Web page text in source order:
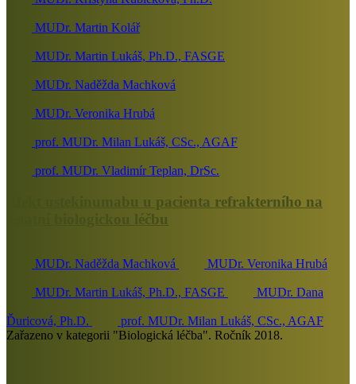
MUDr. Martin Kolář
MUDr. Martin Lukáš, Ph.D., FASGE
MUDr. Naděžda Machková
MUDr. Veronika Hrubá
prof. MUDr. Milan Lukáš, CSc., AGAF
prof. MUDr. Vladimír Teplan, DrSc.
Efekt ustekinumabu u pacienta refrakterního na
ostatní biologickou léčbu
MUDr. Naděžda Machková MUDr. Veronika Hrubá
MUDr. Martin Lukáš, Ph.D., FASGE MUDr. Dana
Ďuricová, Ph.D.
prof. MUDr. Milan Lukáš, CSc., AGAF
Zařazeno v kategorii "Biologická léčba". Ročník 2018.